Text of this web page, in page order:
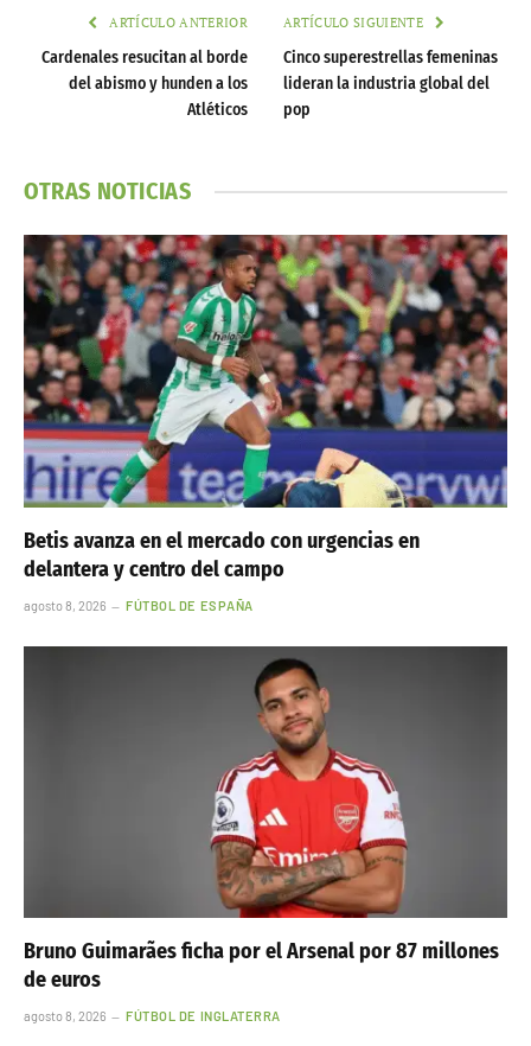
ARTÍCULO ANTERIOR
Cardenales resucitan al borde
del abismo y hunden a los
Atléticos
ARTÍCULO SIGUIENTE
Cinco superestrellas femeninas
lideran la industria global del
pop
OTRAS NOTICIAS
Betis avanza en el mercado con urgencias en
delantera y centro del campo
agosto 8, 2026 FÚTBOL DE ESPAÑA
Bruno Guimarães ficha por el Arsenal por 87 millones
de euros
agosto 8, 2026 FÚTBOL DE INGLATERRA